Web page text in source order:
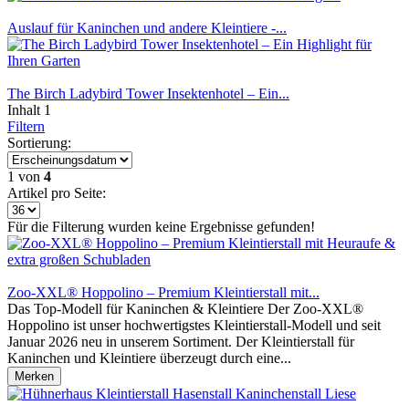
Auslauf für Kaninchen und andere Kleintiere -...
The Birch Ladybird Tower Insektenhotel – Ein...
Inhalt 1
Filtern
Sortierung:
1 von 4
Artikel pro Seite:
Für die Filterung wurden keine Ergebnisse gefunden!
Zoo-XXL® Hoppolino – Premium Kleintierstall mit...
Das Top-Modell für Kaninchen & Kleintiere Der Zoo-XXL®
Hoppolino ist unser hochwertigstes Kleintierstall-Modell und seit
Januar 2026 neu in unserem Sortiment. Der Kleintierstall für
Kaninchen und Kleintiere überzeugt durch eine...
Merken